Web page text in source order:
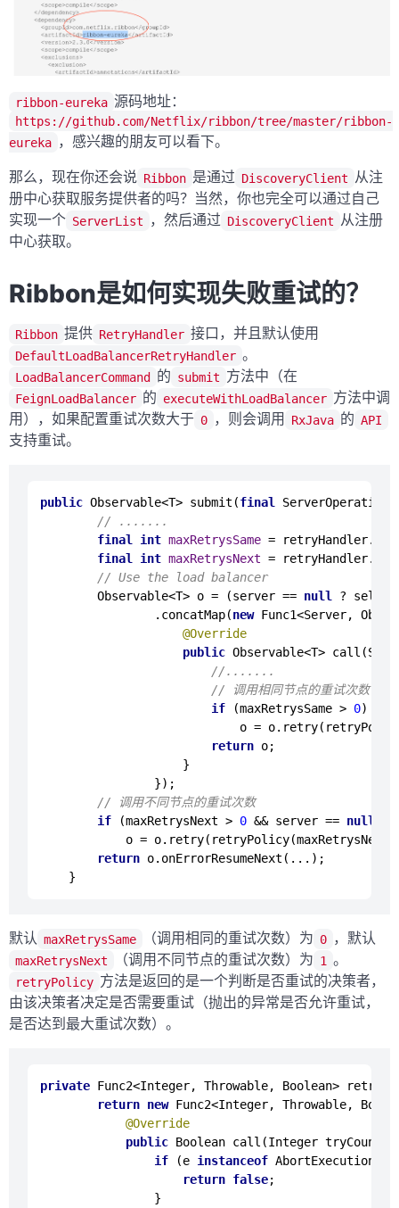
ribbon-eureka 源码地址：
https://github.com/Netflix/ribbon/tree/master/ribbon-
eureka ，感兴趣的朋友可以看下。
那么，现在你还会说 Ribbon 是通过 DiscoveryClient 从注
册中心获取服务提供者的吗？当然，你也完全可以通过自己
实现一个 ServerList ，然后通过 DiscoveryClient 从注册
中心获取。
Ribbon是如何实现失败重试的？
Ribbon 提供 RetryHandler 接口，并且默认使用
DefaultLoadBalancerRetryHandler 。
LoadBalancerCommand 的 submit 方法中（在
FeignLoadBalancer 的 executeWithLoadBalancer 方法中调
用），如果配置重试次数大于 0 ，则会调用 RxJava 的 API
支持重试。
public Observable<T> submit (final
// .......
final
int maxRetrysSame =
final
int maxRetrysNext =
// Use the load balancer
        Observable<T> o = (server ==
null
?
                .concatMap(
new Func1<Server,
@Override
public Observable<T> call
//.......
// 调用相同节点的重试次数
if (maxRetrysSame > 0)
o =
return o;
                    }
                });
// 调用不同节点的重试次数
if (maxRetrysNext > 0 && server == null
o =
return o.onErrorResumeNext(...);
默认 maxRetrysSame （调用相同的重试次数）为 0 ，默认
maxRetrysNext （调用不同节点的重试次数）为 1 。
retryPolicy 方法是返回的是一个判断是否重试的决策者，
由该决策者决定是否需要重试（抛出的异常是否允许重试，
是否达到最大重试次数）。
private Func2<Integer, Throwable, Boolean>
return new Func2<Integer, Throwable,
@Override
public Boolean call (Integer tryCount,
if (e instanceof
return false;
                }